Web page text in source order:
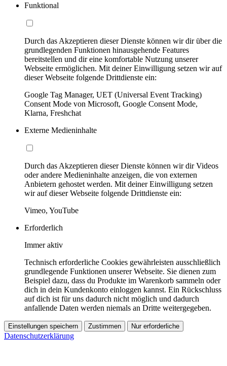
Funktional
Durch das Akzeptieren dieser Dienste können wir dir über die
grundlegenden Funktionen hinausgehende Features
bereitstellen und dir eine komfortable Nutzung unserer
Webseite ermöglichen. Mit deiner Einwilligung setzen wir auf
dieser Webseite folgende Drittdienste ein:
Google Tag Manager, UET (Universal Event Tracking)
Consent Mode von Microsoft, Google Consent Mode,
Klarna, Freshchat
Externe Medieninhalte
Durch das Akzeptieren dieser Dienste können wir dir Videos
oder andere Medieninhalte anzeigen, die von externen
Anbietern gehostet werden. Mit deiner Einwilligung setzen
wir auf dieser Webseite folgende Drittdienste ein:
Vimeo, YouTube
Erforderlich
Immer aktiv
Technisch erforderliche Cookies gewährleisten ausschließlich
grundlegende Funktionen unserer Webseite. Sie dienen zum
Beispiel dazu, dass du Produkte im Warenkorb sammeln oder
dich in dein Kundenkonto einloggen kannst. Ein Rückschluss
auf dich ist für uns dadurch nicht möglich und dadurch
anfallende Daten werden niemals an Dritte weitergegeben.
Einstellungen speichern Zustimmen Nur erforderliche
Datenschutzerklärung